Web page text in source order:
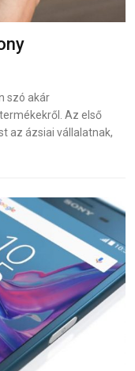
szó akár
Az első
az ázsiai vállalatnak,